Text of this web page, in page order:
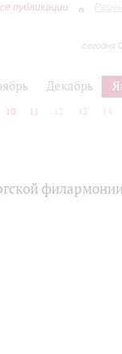
публикации
сегодня
Декабрь
10 11 12 13 14